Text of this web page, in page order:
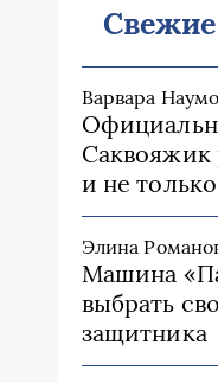
Варвара
Саквояжик
и не
Элина
Машина
выбрать
защитника